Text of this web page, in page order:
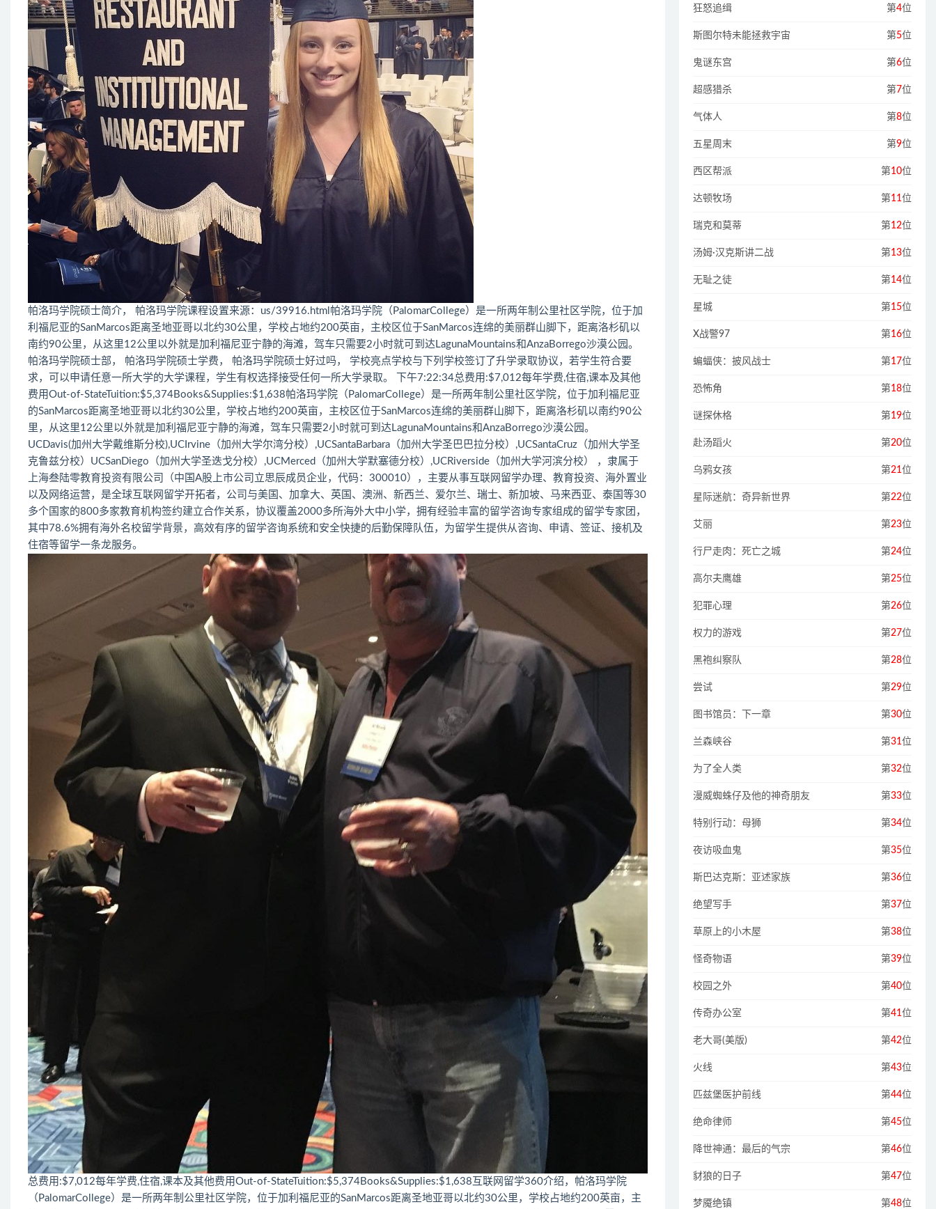
帕洛玛学院硕士简介， 帕洛玛学院课程设置来源：us/39916.html帕洛玛学院（PalomarCollege）是一所两年制公里社区学院，位于加
利福尼亚的SanMarcos距离圣地亚哥以北约30公里，学校占地约200英亩，主校区位于SanMarcos连绵的美丽群山脚下，距离洛杉矶以
南约90公里，从这里12公里以外就是加利福尼亚宁静的海滩，驾车只需要2小时就可到达LagunaMountains和AnzaBorrego沙漠公园。
帕洛玛学院硕士部， 帕洛玛学院硕士学费， 帕洛玛学院硕士好过吗， 学校亮点学校与下列学校签订了升学录取协议，若学生符合要
求，可以申请任意一所大学的大学课程，学生有权选择接受任何一所大学录取。 下午7:22:34总费用:$7,012每年学费,住宿,课本及其他
费用Out-of-StateTuition:$5,374Books&Supplies:$1,638帕洛玛学院（PalomarCollege）是一所两年制公里社区学院，位于加利福尼亚
的SanMarcos距离圣地亚哥以北约30公里，学校占地约200英亩，主校区位于SanMarcos连绵的美丽群山脚下，距离洛杉矶以南约90公
里，从这里12公里以外就是加利福尼亚宁静的海滩，驾车只需要2小时就可到达LagunaMountains和AnzaBorrego沙漠公园。
UCDavis(加州大学戴维斯分校),UCIrvine（加州大学尔湾分校）,UCSantaBarbara（加州大学圣巴巴拉分校）,UCSantaCruz（加州大学圣
克鲁兹分校）UCSanDiego（加州大学圣迭戈分校）,UCMerced（加州大学默塞德分校）,UCRiverside（加州大学河滨分校） ，隶属于
上海叁陆零教育投资有限公司（中国A股上市公司立思辰成员企业，代码：300010），主要从事互联网留学办理、教育投资、海外置业
以及网络运营，是全球互联网留学开拓者，公司与美国、加拿大、英国、澳洲、新西兰、爱尔兰、瑞士、新加坡、马来西亚、泰国等30
多个国家的800多家教育机构签约建立合作关系，协议覆盖2000多所海外大中小学，拥有经验丰富的留学咨询专家组成的留学专家团，
其中78.6%拥有海外名校留学背景，高效有序的留学咨询系统和安全快捷的后勤保障队伍，为留学生提供从咨询、申请、签证、接机及
住宿等留学一条龙服务。
总费用:$7,012每年学费,住宿,课本及其他费用Out-of-StateTuition:$5,374Books&Supplies:$1,638互联网留学360介绍，帕洛玛学院
（PalomarCollege）是一所两年制公里社区学院，位于加利福尼亚的SanMarcos距离圣地亚哥以北约30公里，学校占地约200英亩，主
狂怒追缉 第4位
斯图尔特未能拯救宇宙 第5位
鬼谜东宫 第6位
超感猎杀 第7位
气体人 第8位
五星周末 第9位
西区帮派 第10位
达顿牧场 第11位
瑞克和莫蒂 第12位
汤姆·汉克斯讲二战 第13位
无耻之徒 第14位
星城 第15位
X战警97 第16位
蝙蝠侠：披风战士 第17位
恐怖角 第18位
谜探休格 第19位
赴汤蹈火 第20位
乌鸦女孩 第21位
星际迷航：奇异新世界 第22位
艾丽 第23位
行尸走肉：死亡之城 第24位
高尔夫鹰雄 第25位
犯罪心理 第26位
权力的游戏 第27位
黑袍纠察队 第28位
尝试 第29位
图书馆员：下一章 第30位
兰森峡谷 第31位
为了全人类 第32位
漫威蜘蛛仔及他的神奇朋友 第33位
特别行动：母狮 第34位
夜访吸血鬼 第35位
斯巴达克斯：亚述家族 第36位
绝望写手 第37位
草原上的小木屋 第38位
怪奇物语 第39位
校园之外 第40位
传奇办公室 第41位
老大哥(美版) 第42位
火线 第43位
匹兹堡医护前线 第44位
绝命律师 第45位
降世神通：最后的气宗 第46位
豺狼的日子 第47位
梦魇绝镇 第48位